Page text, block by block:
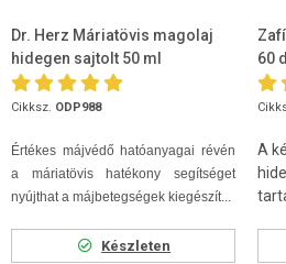
Dr. Herz Máriatövis magolaj
hidegen sajtolt 50 ml
Cikksz. ODP988
Értékes májvédő hatóanyagai révén
a máriatövis hatékony segítséget
nyújthat a májbetegségek kiegészít...
Készleten
60
A